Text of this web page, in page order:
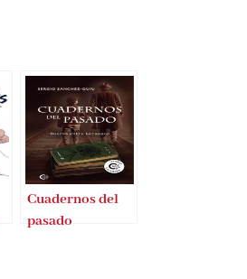
Cuadernos del
pasado